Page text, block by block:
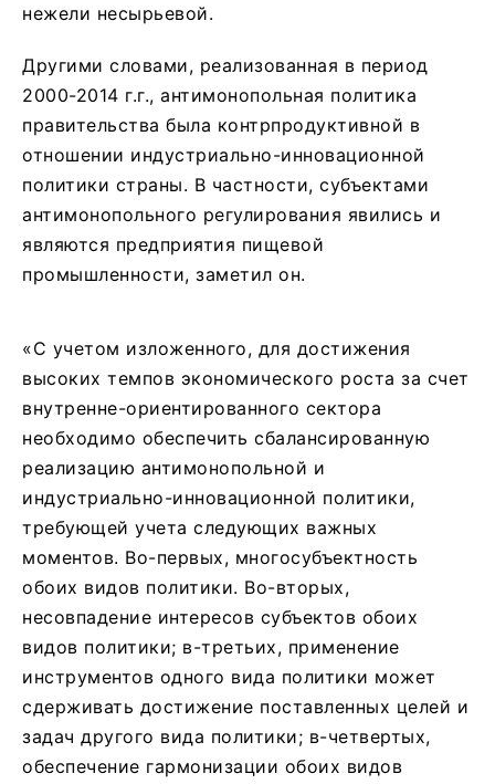
нежели несырьевой.
Другими словами, реализованная в период
2000-2014 г.г., антимонопольная политика
правительства была контрпродуктивной в
отношении индустриально-инновационной
политики страны. В частности, субъектами
антимонопольного регулирования явились и
являются предприятия пищевой
промышленности, заметил он.
«С учетом изложенного, для достижения
высоких темпов экономического роста за счет
внутренне-ориентированного сектора
необходимо обеспечить сбалансированную
реализацию антимонопольной и
индустриально-инновационной политики,
требующей учета следующих важных
моментов. Во-первых, многосубъектность
обоих видов политики. Во-вторых,
несовпадение интересов субъектов обоих
видов политики; в-третьих, применение
инструментов одного вида политики может
сдерживать достижение поставленных целей и
задач другого вида политики; в-четвертых,
обеспечение гармонизации обоих видов